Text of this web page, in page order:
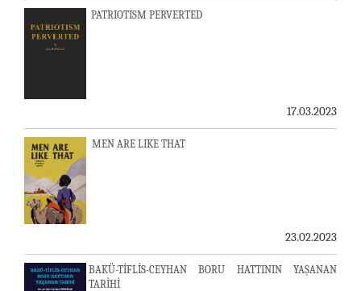
PATRIOTISM PERVERTED
17.03.2023
MEN ARE LIKE THAT
23.02.2023
BAKÜ-TİFLİS-CEYHAN BORU HATTININ YAŞANAN
TARİHİ